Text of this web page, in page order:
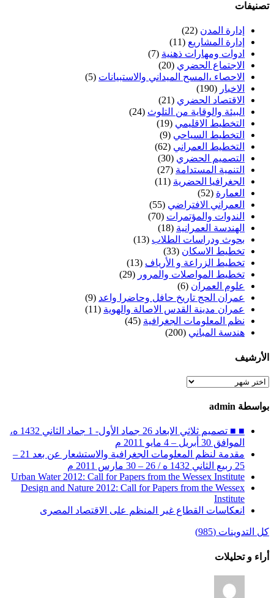
تصنيفات
إدارة المدن (22)
إدارة المشاريع (11)
ادوات ومهارات ذهنية (7)
الاجتماع الحضري (20)
الاحصاء ،المسح الميداني والاستبيانات (5)
الاخبار (190)
الاقتصاد الحضري (21)
البيئة والوقاية من التلوث (24)
التخطيط الاقليمي (19)
التخطيط السياحي (9)
التخطيط العمراني (62)
التصميم الحضري (30)
التنمية المستدامة (27)
الجغرافيا الحضرية (11)
العمارة (52)
العمراني الافتراضي (55)
الندوات والمؤتمرات (70)
الهندسة العمرانية (18)
بحوث ودراسات الطلاب (13)
تخطيط الاسكان (33)
تخطيط الزراعة و الأرياف (13)
تخطيط المواصلات والمرور (29)
علوم العمران (6)
عمران الحج تاريخ حافل وحاضرا واعد (9)
عمران مدينة القدس الاصالة والهوية (11)
نظم المعلومات الجغرافية (45)
هندسة المباني (200)
الأرشيف
الأرشيف
بواسطة admin
■ ■ تصميم ثلاثي الابعاد 26 جماد الأول- 1 جماد الثاني 1432 ه،
الموافق 30 أبريل – 4 مايو 2011 م
مقدمة لنظم المعلومات الجغرافية والاستشعار عن بعد 21 –
25 ربيع الثاني 1432 ه / 26 – 30 مارس 2011 م
Urban Water 2012: Call for Papers from the Wessex Institute
Design and Nature 2012: Call for Papers from the Wessex
Institute‏
انعكاسات القطاع غير المنظم على الاقتصاد المصرى
كل التدوينات (985)
أراء و تحليلات